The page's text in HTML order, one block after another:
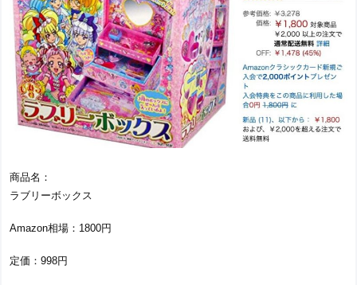
商品名：
ラブリーボックス
Amazon相場：1800円
定価：998円